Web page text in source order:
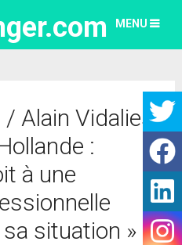
MENU
Alain Vidalies
:
à une
situation »